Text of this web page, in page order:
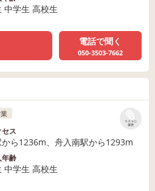
中学生 高校生
電話で聞く
050-3503-7662
リストに
保存
セス
ら1236m、舟入南駅から1293m
年齢
中学生 高校生